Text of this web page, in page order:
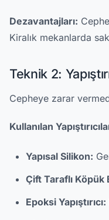
Dezavantajları:
Kiralık mekanlarda
Teknik 2:
Cepheye zarar
Kullanılan
Yapısal Silikon:
Çift Taraflı Köpük
Epoksi Yapıştırıcı: